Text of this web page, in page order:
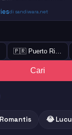
di sandiwara.net
🇵🇷 Puerto Rico
Cari
😂 Lucu